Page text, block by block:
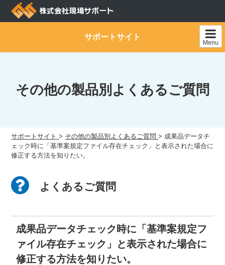
Skip
サポートサイト
Menu
その他の製品別よくあるご質問
サポートサイト > その他の製品別よくあるご質問 > 成果品データチ
ェック時に「基準案規定ファイル存在チェック」と表示された場合に
修正する方法を知りたい。
よくあるご質問
成果品データチェック時に「基準案規定フ
ァイル存在チェック」と表示された場合に
修正する方法を知りたい。